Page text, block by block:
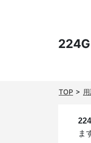
TOP
ま